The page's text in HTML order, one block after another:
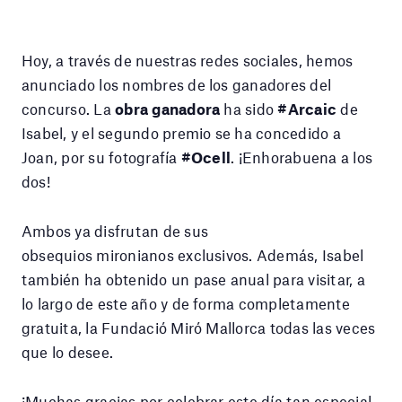
Hoy, a través de nuestras redes sociales, hemos
anunciado los nombres de los ganadores del
concurso. Laobra ganadora ha sido#Arcaic de
Isabel, y el segundo premio se ha concedido a
Joan, por su fotografía #Ocell. ¡Enhorabuena a los
dos!
Ambos ya disfrutan de sus
obsequios mironianos exclusivos. Además, Isabel
también ha obtenido un pase anual para visitar, a
lo largo de este año y de forma completamente
gratuita, la Fundació Miró Mallorca todas las veces
que lo desee.